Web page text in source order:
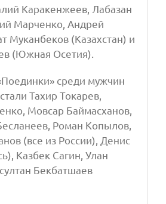
Каракенжеев, Лабазан
Марченко, Андрей
Муканбеков (Казахстан) и
(Южная Осетия).
среди мужчин
Тахир Токарев,
Мовсар Баймасханов,
Роман Копылов,
(все из России), Денис
Казбек Сагин, Улан
Бекбатшаев